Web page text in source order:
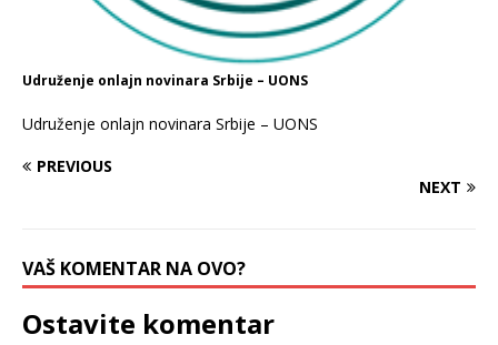
Udruženje onlajn novinara Srbije – UONS
Udruženje onlajn novinara Srbije – UONS
PREVIOUS
NEXT
VAŠ KOMENTAR NA OVO?
Ostavite komentar